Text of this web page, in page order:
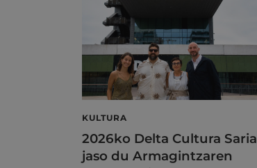
KULTURA
2026ko Delta Cultura Saria
jaso du Armagintzaren